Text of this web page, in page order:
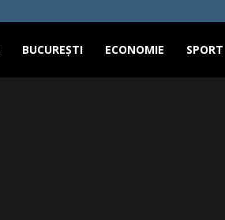
BUCUREȘTI ECONOMIE SPORT